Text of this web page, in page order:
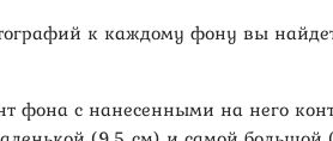
к каждому фону вы
фона с нанесенными на него